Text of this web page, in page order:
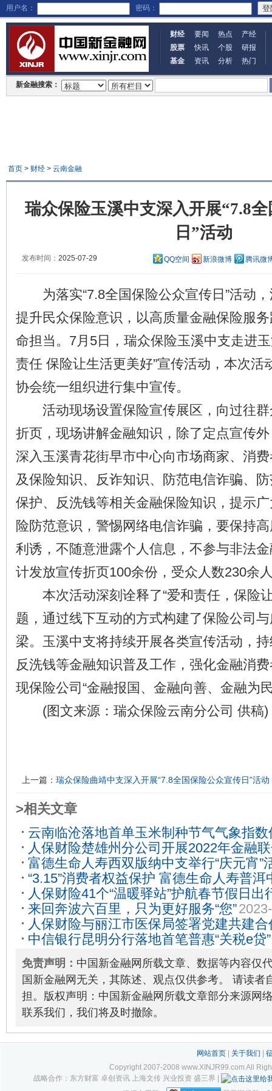
用户名： 密码：
财经 要闻 热点
产经
股票
快讯 个股
研报
基金
资讯 分析 热门
新金融搜索：
首页> 财经> 云南金融
瑞众保险玉溪中支深入开展“7.8
日”活动
发布时间： 2025-07-29 QQ空间 新浪微博 腾讯微
为落实“7.8全国保险公众宣传日”活动，
提升民众保险意识，以高质量金融保险服
命担当。7月5日，瑞众保险玉溪中支走进
责任 保险让生活更美好”宣传活动，本次活
协会统一组织进行集中宣传。
活动现场设置保险宣传展区，向过往群
折页，现场讲解金融知识，除了定点宣传
深入玉溪青花街早市中心向市场商家、消
及保险知识、反诈知识、防范电信诈骗、
保护、反洗钱等相关金融保险知识，提示
险防范意识，警惕网络电信诈骗，要保持
利诱，不随意泄露个人信息，不参与非法
计发放宣传折页100余份，受众人数230余
本次活动深刻诠释了“爱和责任，保险让
题，通过线下互动的方式构建了保险公司
梁。玉溪中支将持续开展各类宣传活动，
反洗钱等金融知识普及工作，强化金融消
现保险公司“金融报国、金融向善、金融为
(图文来源：瑞众保险云南分公司 供稿)
上一篇： 瑞众保险曲靖中支深入开展“7.8全国保险公众宣传日”活动
>相关文章
云南临沧落地首单玉米制种节气气象指数
人保财险楚雄州分公司开展2022年金融
09-26
富德生命人寿西双版纳中支举行“庆元宵”
“3.15”消费者权益保护 富德生命人寿普洱
03-17
人保财险41个“温暖驿站”护航春节假日出
来回奔波六百里，只为更好服务“您”
人保财险与丽江市医保局签署党建共建
中信银行昆明分行落地首笔普惠“关税e贷
忧通关 2024-05-31
免责声明： 中国新金融网所载文章、数据等内容仅
国新金融网无关，其陈述、观点仅供参考。 请读者
担。版权声明：中国新金融网所载文章部分来源网
联系我们，我们将及时撤除。
网站首页| 关于我们
Copyright 2007-2008 www.XINJR99.com All
战略合作：东方财富 卓创资讯 上海文传 兴业投资 盛三界 |